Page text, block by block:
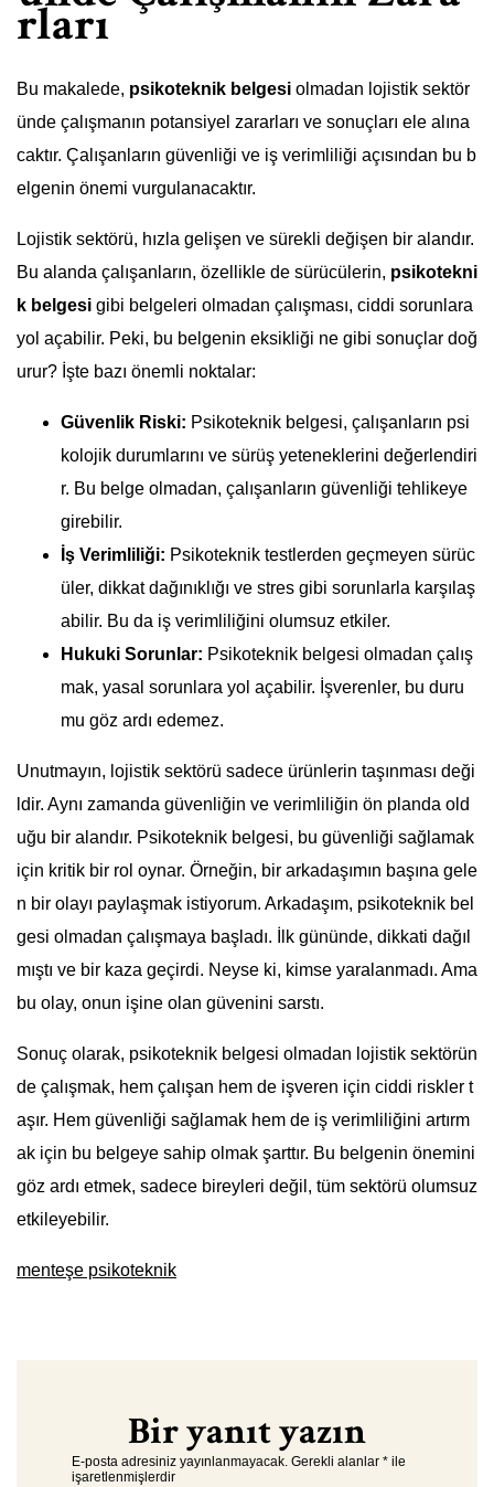
rları
Bu makalede, psikoteknik belgesi olmadan lojistik sektör
ünde çalışmanın potansiyel zararları ve sonuçları ele alına
caktır. Çalışanların güvenliği ve iş verimliliği açısından bu b
elgenin önemi vurgulanacaktır.
Lojistik sektörü, hızla gelişen ve sürekli değişen bir alandır.
Bu alanda çalışanların, özellikle de sürücülerin, psikotekni
k belgesi gibi belgeleri olmadan çalışması, ciddi sorunlara
yol açabilir. Peki, bu belgenin eksikliği ne gibi sonuçlar doğ
urur? İşte bazı önemli noktalar:
Güvenlik Riski: Psikoteknik belgesi, çalışanların psi
kolojik durumlarını ve sürüş yeteneklerini değerlendiri
r. Bu belge olmadan, çalışanların güvenliği tehlikeye
girebilir.
İş Verimliliği: Psikoteknik testlerden geçmeyen sürüc
üler, dikkat dağınıklığı ve stres gibi sorunlarla karşılaş
abilir. Bu da iş verimliliğini olumsuz etkiler.
Hukuki Sorunlar: Psikoteknik belgesi olmadan çalış
mak, yasal sorunlara yol açabilir. İşverenler, bu duru
mu göz ardı edemez.
Unutmayın, lojistik sektörü sadece ürünlerin taşınması deği
ldir. Aynı zamanda güvenliğin ve verimliliğin ön planda old
uğu bir alandır. Psikoteknik belgesi, bu güvenliği sağlamak
için kritik bir rol oynar. Örneğin, bir arkadaşımın başına gele
n bir olayı paylaşmak istiyorum. Arkadaşım, psikoteknik bel
gesi olmadan çalışmaya başladı. İlk gününde, dikkati dağıl
mıştı ve bir kaza geçirdi. Neyse ki, kimse yaralanmadı. Ama
bu olay, onun işine olan güvenini sarstı.
Sonuç olarak, psikoteknik belgesi olmadan lojistik sektörün
de çalışmak, hem çalışan hem de işveren için ciddi riskler t
aşır. Hem güvenliği sağlamak hem de iş verimliliğini artırm
ak için bu belgeye sahip olmak şarttır. Bu belgenin önemini
göz ardı etmek, sadece bireyleri değil, tüm sektörü olumsuz
etkileyebilir.
menteşe psikoteknik
Bir yanıt yazın
E-posta adresiniz yayınlanmayacak. Gerekli alanlar * ile
işaretlenmişlerdir